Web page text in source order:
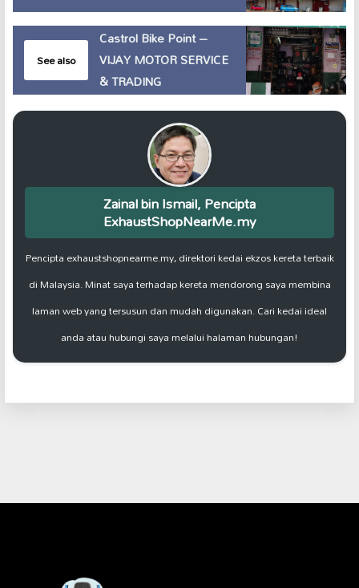
See also
Castrol Bike Point –
VIJAY MOTOR SERVICE
& TRADING
Zainal bin Ismail, Pencipta
ExhaustShopNearMe.my
Pencipta exhaustshopnearme.my, direktori kedai ekzos kereta terbaik
di Malaysia. Minat saya terhadap kereta mendorong saya membina
laman web yang tersusun dan mudah digunakan. Cari kedai ideal
anda atau hubungi saya melalui halaman hubungan!